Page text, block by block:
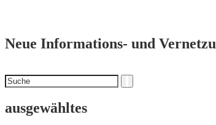
Neue Informations- und
Suchen
nach
ausgewähltes